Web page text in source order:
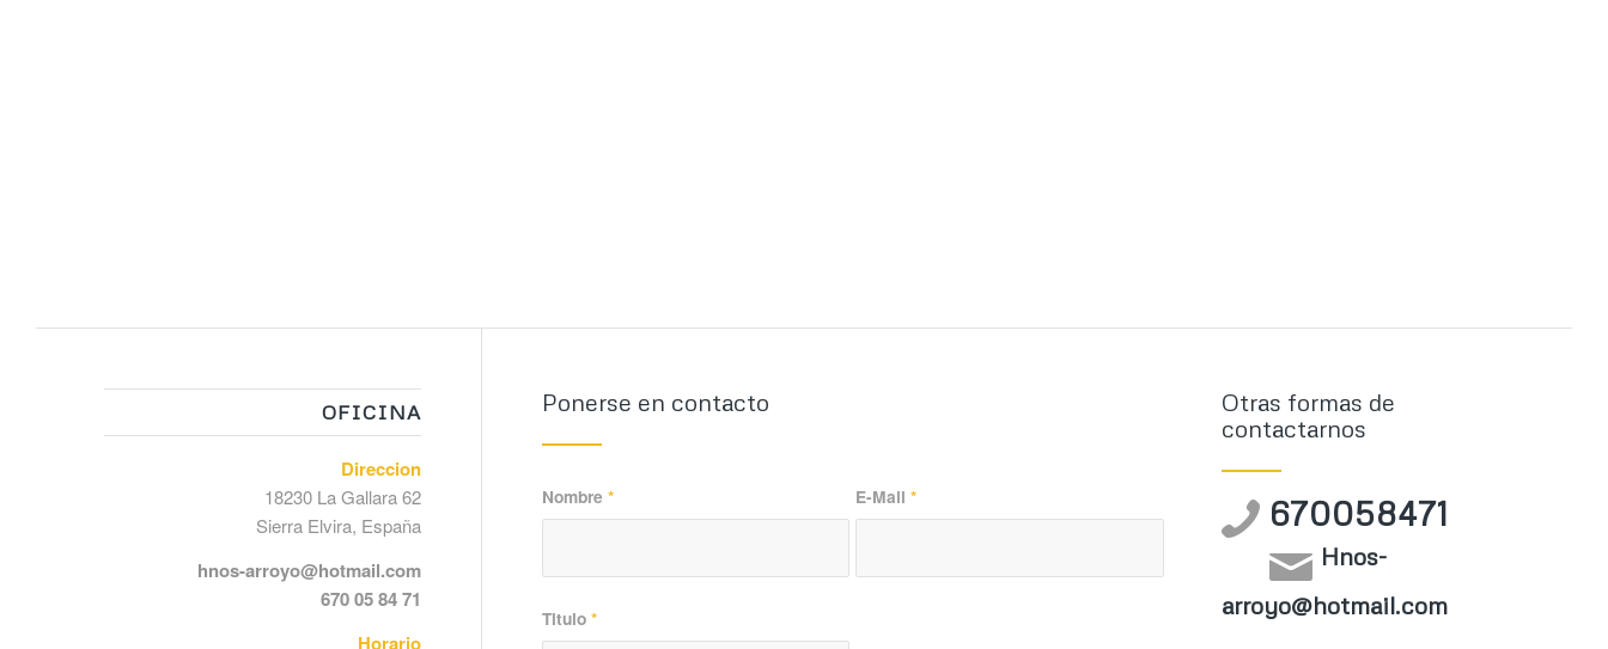
Ponerse en contacto
Nombre * E-Mail*
Titulo *
Otras formas de
contactarnos
670058471
Hnos-
arroyo@hotmail.com
OFICINA
Direccion
18230 La Gallara 62
Sierra Elvira, España
hnos-arroyo@hotmail.com
670 05 84 71
Horario